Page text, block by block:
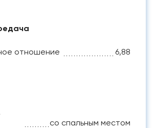
отношение 6,88
со спальным местом